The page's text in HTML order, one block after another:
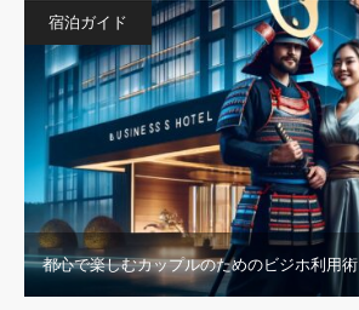
宿泊ガイド
都心で楽しむカップルのためのビジホ利用術